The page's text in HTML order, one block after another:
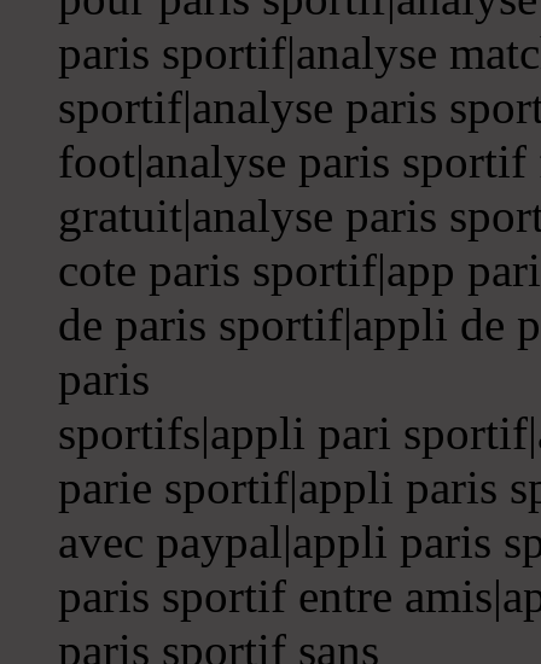
paris sportif|analyse
sportif|analyse paris
foot|analyse paris
gratuit|analyse paris
cote paris sportif|app
de paris sportif|appli de
paris
sportifs|appli pari
parie sportif|appli paris
avec paypal|appli paris
paris sportif entre
paris sportif sans